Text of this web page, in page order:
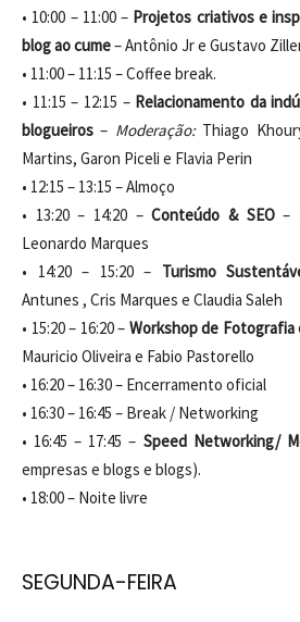
• 10:00 – 11:00 – Projetos criativos e
blog ao cume– Antônio Jr e Gustavo
• 11:00 – 11:15 – Coffee break.
• 11:15 – 12:15 – Relacionamento da
blogueiros – Moderação:Thiago
Martins, Garon Piceli e Flavia Perin
• 12:15 – 13:15 – Almoço
• 13:20 – 14:20 –Conteúdo & SEO–
Leonardo Marques
• 14:20 – 15:20 – Turismo
Antunes , Cris Marques e Claudia Saleh
• 15:20 – 16:20 – Workshop de Fotografia
Mauricio Oliveira e Fabio Pastorello
• 16:20 – 16:30 – Encerramento oficial
• 16:30 – 16:45 – Break / Networking
• 16:45 – 17:45 – Speed Networking/
empresas e blogs e blogs).
• 18:00 – Noite livre
SEGUNDA-FEIRA